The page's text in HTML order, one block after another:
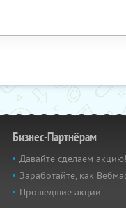
Бизнес-Партнёрам
Давайте сделаем акцию!
Заработайте, как
Прошедшие акции